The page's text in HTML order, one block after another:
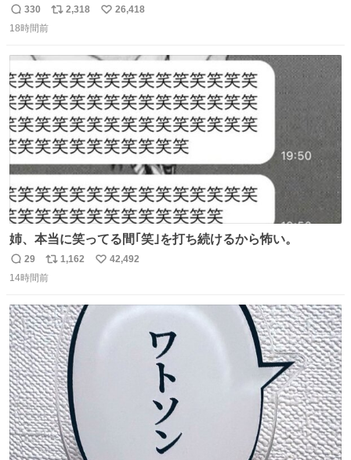
た！よかったーーー！ファーストぼこぼこ自分じゃなく
て！これで第二波いつでもいけます！！！✌️いやーほっと
は乾燥パスタに負けます。豆腐くらいやわやわです。
返
信
330
リ
数
2,318
い
26,418
18時間前
姉、本当に笑ってる間｢笑｣を打ち続けるから怖い。
返
信
29
リ
ポ
ト
数
1,162
い
42,492
14時間前